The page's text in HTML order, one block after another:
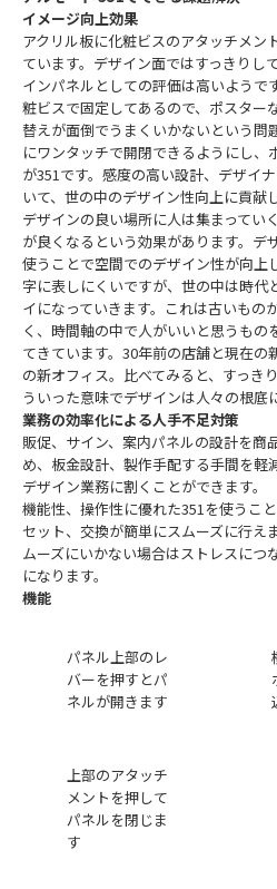
イメージ向上効果
アクリル板に化粧ビスのアタッチメン
ています。デザイン面ではすっきりし
インパネルとしての評価は高いようで
粧ビスで固定してあるので、ポスター
替えが面倒でうまくいかないという問
にワンタッチで開閉できるようにし、
が351です。感度の高い設計、デザイ
いて、世の中のデザイン性向上に貢献
デザインの良い場所に人は集まってい
が良くなるという効果があります。デ
使うことで空間でのデザイン性が向上
字に表しにくいですが、世の中は時代
イになっていきます。これは古いもの
く、時間軸の中で人がいいと思うもの
てきています。30年前の店舗と現在
の新オフィス。比べてみると、すっき
ういった意味でデザインは人々の根底
業務の効率化による人手不足対策
販促、サイン、案内パネルの設計を商
め、板金設計、製作手配する手間を軽
デザイン業務に割くことができます。
機能性、操作性に優れた351を使うこ
セット、交換が簡単にスムーズに行え
ムーズにいかない場合はストレスにつ
になります。
機能
パネル上部のレ
バーを押すとパ
ネルが開きます
上部のアタッチ
メントを押して
パネルを閉じま
す